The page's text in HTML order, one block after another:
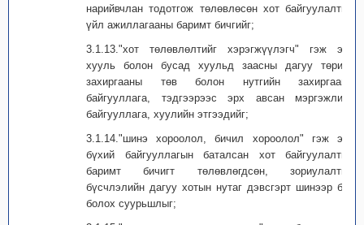
нарийвчлан тодотгож төлөвлөсөн хот байгуулалтын
үйл ажиллагааны баримт бичгийг;
3.1.13."хот төлөвлөлтийг хэрэгжүүлэгч" гэж энэ
хууль болон бусад хуульд заасны дагуу төрийн
захиргааны төв болон нутгийн захиргааны
байгууллага, тэдгээрээс эрх авсан мэргэжлийн
байгууллага, хуулийн этгээдийг;
3.1.14."шинэ хороолол, бичил хороолол" гэж эрх
бүхий байгууллагын баталсан хот байгуулалтын
баримт бичигт төлөвлөгдсөн, зориулалтын
бүсчлэлийн дагуу хотын нутаг дэвсгэрт шинээр бий
болох суурьшлыг;